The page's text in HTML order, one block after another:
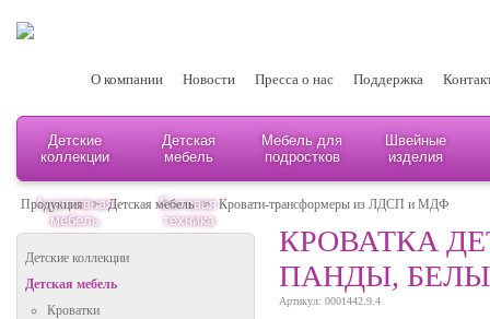
О компании Новости Пресса о нас Поддержка
Детские
коллекции
Детская
мебель
Мебель для
подростков
Швейные
изделия
Адаптивная
мебель
Бытовая
техника
Продукция > Детская мебель > Кровати-трансформеры из ЛДСП и МДФ
Детские коллекции
Детская мебель
Кроватки
КРОВАТКА
ПАНДЫ,
Артикул: 0001442.9.4